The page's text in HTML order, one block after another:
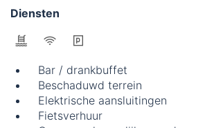
Diensten
Bar / drankbuffet
Beschaduwd terrein
Elektrische aansluitingen
Fietsverhuur